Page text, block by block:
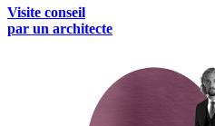
Visite conseil
par un architecte